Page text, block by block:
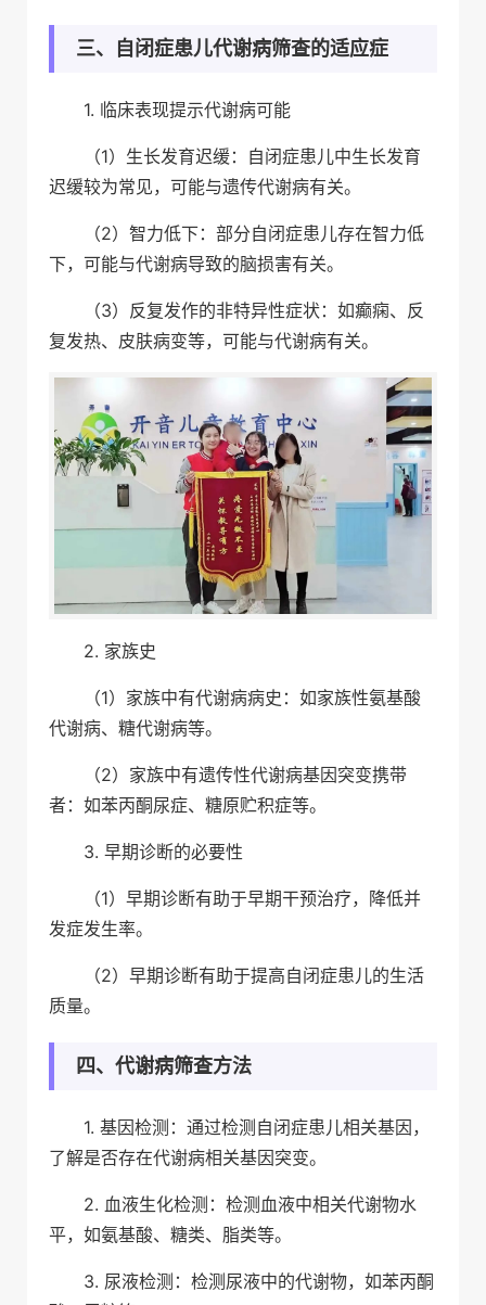
三、自闭症患儿代谢病筛查的适应症
1. 临床表现提示代谢病可能
（1）生长发育迟缓：自闭症患儿中生长发育
迟缓较为常见，可能与遗传代谢病有关。
（2）智力低下：部分自闭症患儿存在智力低
下，可能与代谢病导致的脑损害有关。
（3）反复发作的非特异性症状：如癫痫、反
复发热、皮肤病变等，可能与代谢病有关。
2. 家族史
（1）家族中有代谢病病史：如家族性氨基酸
代谢病、糖代谢病等。
（2）家族中有遗传性代谢病基因突变携带
者：如苯丙酮尿症、糖原贮积症等。
3. 早期诊断的必要性
（1）早期诊断有助于早期干预治疗，降低并
发症发生率。
（2）早期诊断有助于提高自闭症患儿的生活
质量。
四、代谢病筛查方法
1. 基因检测：通过检测自闭症患儿相关基因，
了解是否存在代谢病相关基因突变。
2. 血液生化检测：检测血液中相关代谢物水
平，如氨基酸、糖类、脂类等。
3. 尿液检测：检测尿液中的代谢物，如苯丙酮